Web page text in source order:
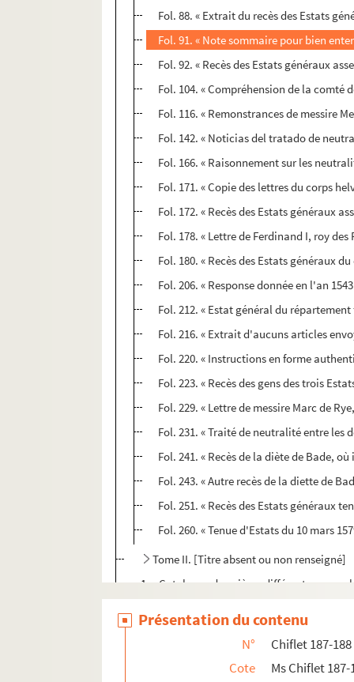
Fol. 88. « Extrait du recès des Estats
Fol. 91. « Note sommaire pour bien
Fol. 92. « Recès des Estats généraux
Fol. 104. « Compréhension de la
Fol. 116. « Remonstrances de messire
Fol. 142. « Noticias del tratado de
Fol. 166. « Raisonnement sur les
Fol. 171. « Copie des lettres du corps
Fol. 172. « Recès des Estats généraux
Fol. 178. « Lettre de Ferdinand I, roy
Fol. 180. « Recès des Estats généraux
Fol. 206. « Response donnée en l'an
Fol. 212. « Estat général du
Fol. 216. « Extrait d'aucuns articles
Fol. 220. « Instructions en forme
Fol. 223. « Recès des gens des trois
Fol. 229. « Lettre de messire Marc de
Fol. 231. « Traité de neutralité entre les
Fol. 241. « Recès de la diète de Bade,
Fol. 243. « Autre recès de la diette de
Fol. 251. « Recès des Estats généraux
Fol. 260. « Tenue d'Estats du 10 mars
Tome II. [Titre absent ou non renseigné]
1. « Catalogue des pièces différentes
Présentation du contenu
N°
Chiflet 187-188
Cote
Ms Chiflet 187-